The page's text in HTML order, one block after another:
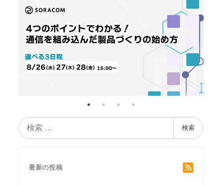
検
索
検索
最新の投稿